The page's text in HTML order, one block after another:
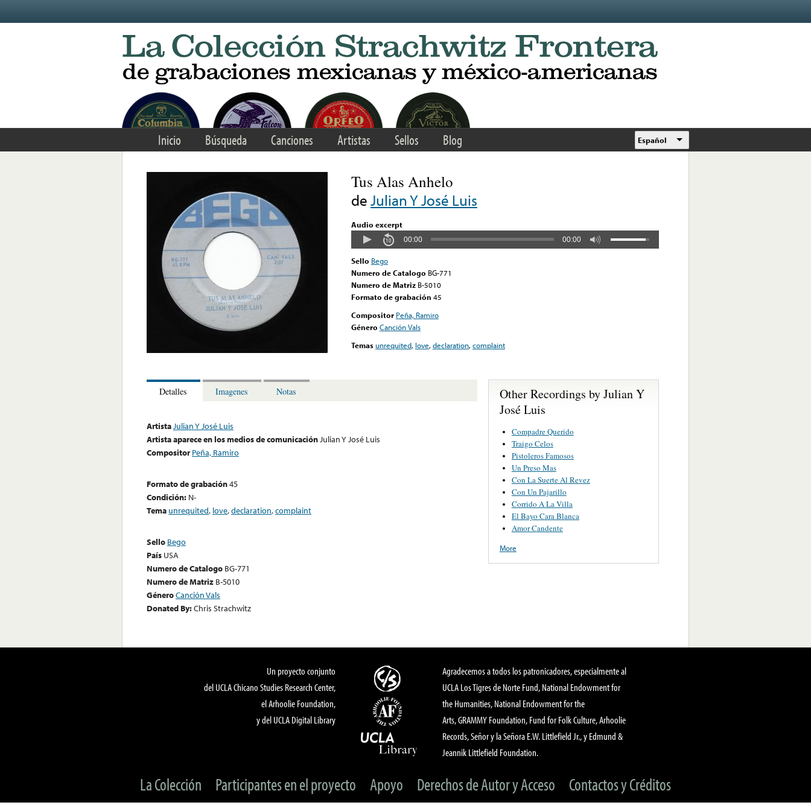
Inicio Búsqueda Canciones Artistas Sellos Blog Español
Tus Alas Anhelo
deJulian Y José Luis
Audio excerpt
00:00 00:00
Sello Bego
Numero de Catalogo BG-771
Numero de Matriz B-5010
Formato de grabación 45
Compositor Peña, Ramiro
Género Canción Vals
Temasunrequited, love,declaration,complaint
Detalles Imagenes Notas
ArtistaJulian Y José Luis
Artista aparece en los medios de comunicaciónJulian Y José Luis
Compositor Peña, Ramiro
Formato de grabación45
Condición: N-
Tema unrequited, love,declaration,complaint
Sello Bego
País USA
Numero de Catalogo BG-771
Numero de Matriz B-5010
GéneroCanción Vals
Donated By:Chris Strachwitz
Other Recordings by Julian Y
José Luis
Compadre Querido
Traigo Celos
Pistoleros Famosos
Un Preso Mas
Con La Suerte Al Revez
Con Un Pajarillo
Corrido A La Villa
El Bayo Cara Blanca
Amor Candente
More
Un proyecto conjunto
del UCLA Chicano Studies Research Center,
el Arhoolie Foundation,
y del UCLA Digital Library
Agradecemos a todos los patronicadores, especialmente al
UCLA Los Tigres de Norte Fund, National Endowment for
the Humanities, National Endowment for the
Arts, GRAMMY Foundation, Fund for Folk Culture, Arhoolie
Records, Señor y la Señora E.W. Littlefield Jr., y Edmund &
Jeannik Littlefield Foundation.
La Colección Participantes en el proyecto Apoyo Derechos de Autor y Acceso Contactos y Créditos